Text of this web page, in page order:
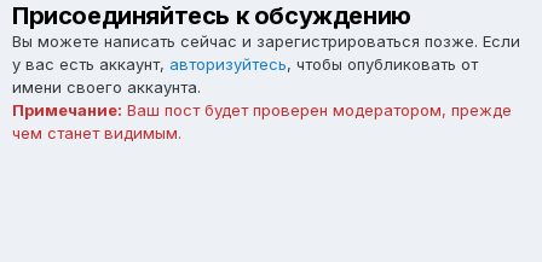
Присоединяйтесь к обсуждению
Вы можете написать сейчас и зарегистрироваться позже. Если
у вас есть аккаунт, авторизуйтесь, чтобы опубликовать от
имени своего аккаунта.
Примечание: Ваш пост будет проверен модератором, прежде
чем станет видимым.